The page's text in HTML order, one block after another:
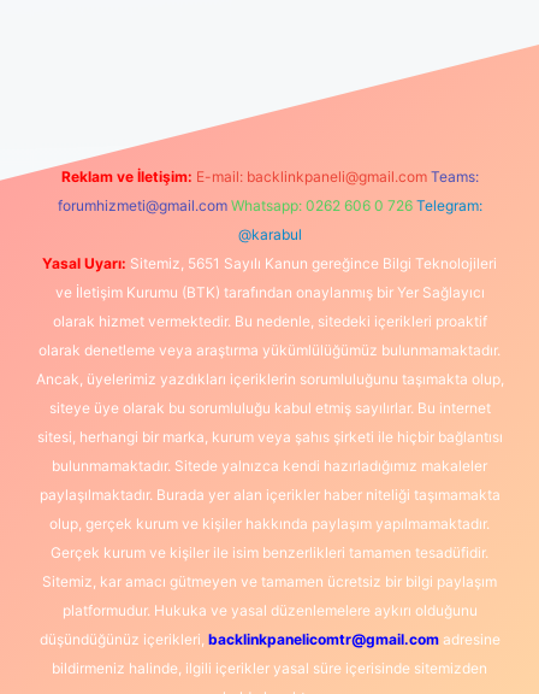
Reklam ve İletişim: E-mail: backlinkpaneli@gmail.com Teams:
forumhizmeti@gmail.com Whatsapp: 0262 606 0 726 Telegram:
@karabul
Yasal Uyarı: Sitemiz, 5651 Sayılı Kanun gereğince Bilgi Teknolojileri
ve İletişim Kurumu (BTK) tarafından onaylanmış bir Yer Sağlayıcı
olarak hizmet vermektedir. Bu nedenle, sitedeki içerikleri proaktif
olarak denetleme veya araştırma yükümlülüğümüz bulunmamaktadır.
Ancak, üyelerimiz yazdıkları içeriklerin sorumluluğunu taşımakta olup,
siteye üye olarak bu sorumluluğu kabul etmiş sayılırlar. Bu internet
sitesi, herhangi bir marka, kurum veya şahıs şirketi ile hiçbir bağlantısı
bulunmamaktadır. Sitede yalnızca kendi hazırladığımız makaleler
paylaşılmaktadır. Burada yer alan içerikler haber niteliği taşımamakta
olup, gerçek kurum ve kişiler hakkında paylaşım yapılmamaktadır.
Gerçek kurum ve kişiler ile isim benzerlikleri tamamen tesadüfidir.
Sitemiz, kar amacı gütmeyen ve tamamen ücretsiz bir bilgi paylaşım
platformudur. Hukuka ve yasal düzenlemelere aykırı olduğunu
düşündüğünüz içerikleri, backlinkpanelicomtr@gmail.comadresine
bildirmeniz halinde, ilgili içerikler yasal süre içerisinde sitemizden